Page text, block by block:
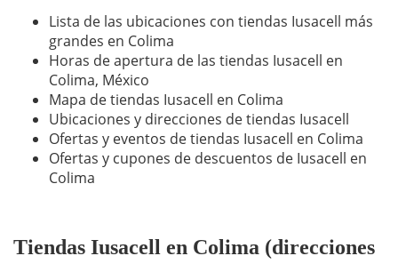
Lista de las ubicaciones con tiendas Iusacell más
grandes en Colima
Horas de apertura de las tiendas Iusacell en
Colima, México
Mapa de tiendas Iusacell en Colima
Ubicaciones y direcciones de tiendas Iusacell
Ofertas y eventos de tiendas Iusacell en Colima
Ofertas y cupones de descuentos de Iusacell en
Colima
Tiendas Iusacell en Colima (direcciones